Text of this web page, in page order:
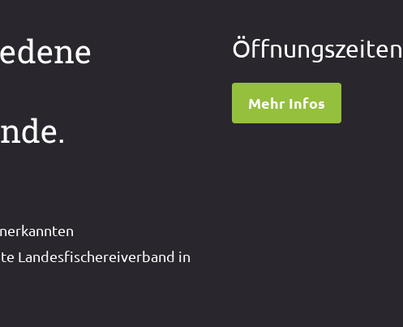
Landesfischereiverband in
Öffnungszeiten
Mehr Infos